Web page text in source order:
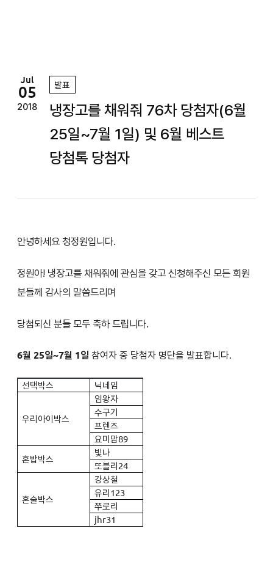
Jul
05
2018
발표
냉장고를 채워줘 76차 당첨자(6월
25일~7월 1일) 및 6월 베스트
당첨톡 당첨자
안녕하세요 청정원입니다.
정원아! 냉장고를 채워줘에 관심을 갖고 신청해주신 모든 회원
분들께 감사의 말씀드리며
당첨되신 분들 모두 축하 드립니다.
6월 25일~7월 1일 참여자 중 당첨자 명단을 발표합니다.
선택박스 닉네임
우리아이박스
임왕자
수구기
프렌즈
요미맘89
혼밥박스
빛나
또블리24
혼술박스
강상철
유리123
쭈로리
jhr31